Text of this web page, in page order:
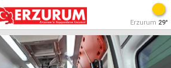
Erzurum 29°